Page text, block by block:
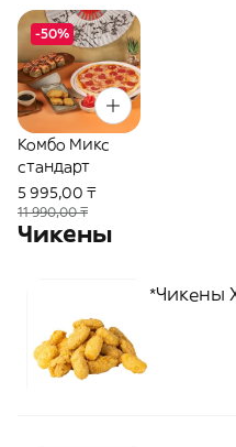
-50%
Комбо Микс
стандарт
5 995,00 ₸
11 990,00 ₸
Чикены
*Чикены